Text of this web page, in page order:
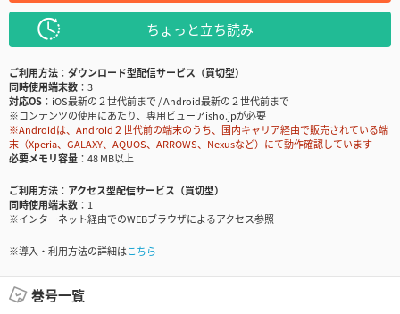
ちょっと立ち読み
ご利用方法
ダウンロード型配信サービス（買切型）
同時使用端末数
3
対応OS
iOS最新の２世代前まで / Android最新の２世代前まで
※コンテンツの使用にあたり、専用ビューアisho.jpが必要
※Androidは、Android２世代前の端末のうち、国内キャリア経由で販売されている端
末（Xperia、GALAXY、AQUOS、ARROWS、Nexusなど）にて動作確認しています
必要メモリ容量
48 MB以上
ご利用方法
アクセス型配信サービス（買切型）
同時使用端末数
1
※インターネット経由でのWEBブラウザによるアクセス参照
※導入・利用方法の詳細はこちら
巻号一覧